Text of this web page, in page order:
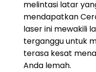
melintasi latar
mendapatkan
laser ini mewakili
terganggu untuk
terasa kesat
Anda lemah.